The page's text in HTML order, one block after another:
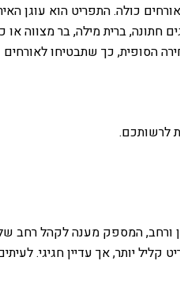
כולה. התפריט הוא עוגן
חתונה, ברית מילה, בר
הסופית, כך שתבטיחו
לרשותכם.
ורחב, המספק מענה לקהל רחב של
יותר, אך עדיין חגיגי.